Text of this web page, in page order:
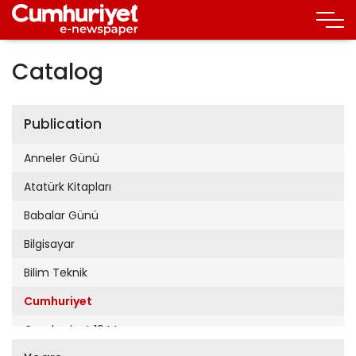
Catalog
Publication
Anneler Günü
Atatürk Kitapları
Babalar Günü
Bilgisayar
Bilim Teknik
Cumhuriyet
Cumhuriyet 19 Mayıs